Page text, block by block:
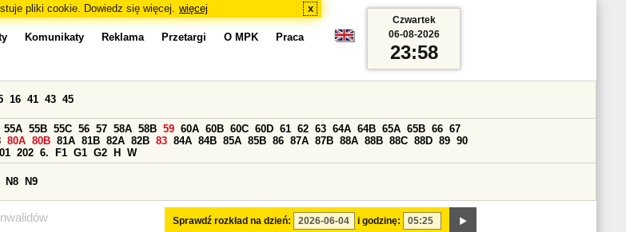
pliki cookie. Dowiedz się więcej. więcej x
Komunikaty Reklama Przetargi O MPK Praca
Sprawdź rozkład na dzień: i godzinę:
16 41 43 45
55A 55B 55C 56 57 58A 58B 59 60A 60B 60C 60D 61 62 63 64A 64B 65A 65B 66 67
80A 80B 81A 81B 82A 82B 83 84A 84B 85A 85B 86 87A 87B 88A 88B 88C 88D 89 90
202 6. F1 G1 G2 H W
N8 N9
Czwartek
06-08-2026
23:58